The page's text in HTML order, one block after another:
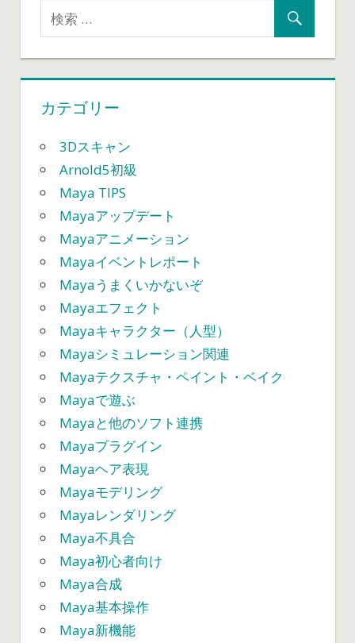
カテゴリー
3Dスキャン
Arnold5初級
Maya TIPS
Mayaアップデート
Mayaアニメーション
Mayaイベントレポート
Mayaうまくいかないぞ
Mayaエフェクト
Mayaキャラクター（人型）
Mayaシミュレーション関連
Mayaテクスチャ・ペイント・ベイク
Mayaで遊ぶ
Mayaと他のソフト連携
Mayaプラグイン
Mayaヘア表現
Mayaモデリング
Mayaレンダリング
Maya不具合
Maya初心者向け
Maya合成
Maya基本操作
Maya新機能